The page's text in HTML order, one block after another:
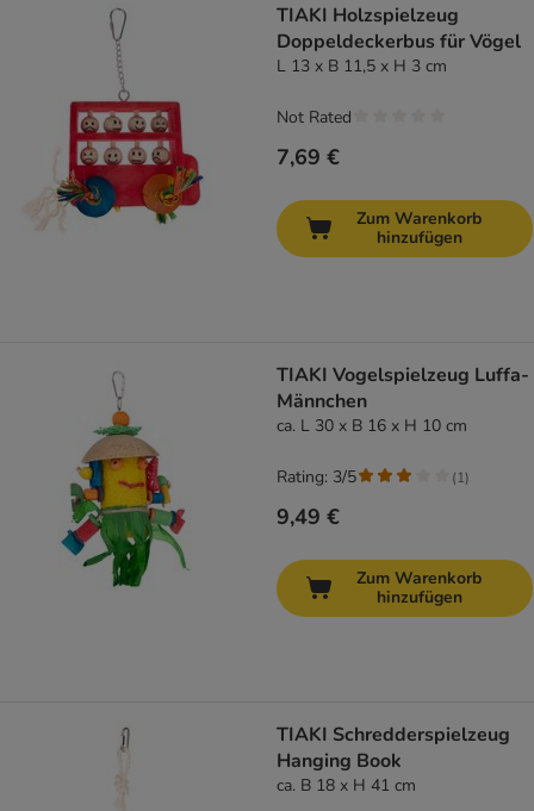
TIAKI Holzspielzeug
Doppeldeckerbus für Vögel
L 13 x B 11,5 x H 3 cm
7,69 €
Not Rated
Zum Warenkorb
hinzufügen
TIAKI Vogelspielzeug Luffa-
Männchen
ca. L 30 x B 16 x H 10 cm
9,49 €
Rating: 3/5 (1)
Zum Warenkorb
hinzufügen
TIAKI Schredderspielzeug
Hanging Book
ca. B 18 x H 41 cm